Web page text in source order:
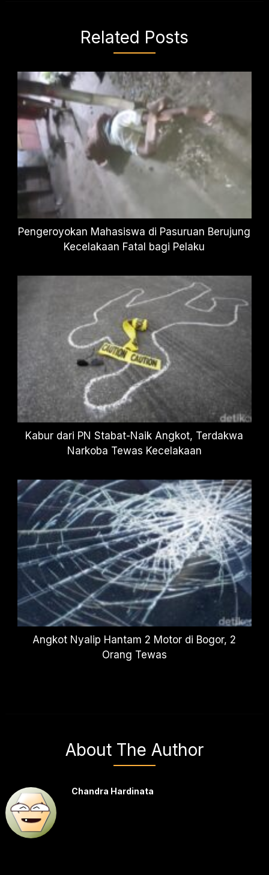
Related Posts
Pengeroyokan Mahasiswa di Pasuruan Berujung
Kecelakaan Fatal bagi Pelaku
Kabur dari PN Stabat-Naik Angkot, Terdakwa
Narkoba Tewas Kecelakaan
Angkot Nyalip Hantam 2 Motor di Bogor, 2
Orang Tewas
About The Author
Chandra Hardinata